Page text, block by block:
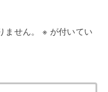
せん。 ※ が付いてい